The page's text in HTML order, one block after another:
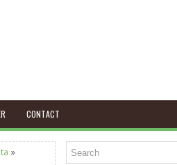
CONTACT
»